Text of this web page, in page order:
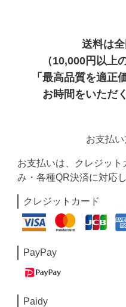
送料は
（10,000円以上
「最高品質を適正
お時間をいただ
お支払
お支払いは、クレジッ
み・各種QR決済に対応
クレジットカード
PayPay
Paidy